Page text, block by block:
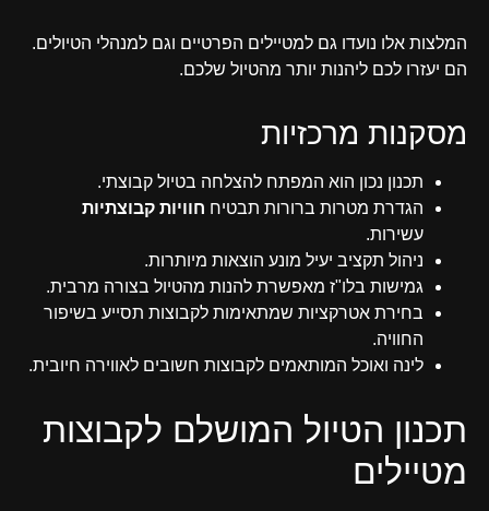
המלצות אלו נועדו גם למטיילים הפרטיים וגם למנהלי הטיולים.
הם יעזרו לכם ליהנות יותר מהטיול שלכם.
מסקנות מרכזיות
תכנון נכון הוא המפתח להצלחה בטיול קבוצתי.
הגדרת מטרות ברורות תבטיח חוויות קבוצתיות
עשירות.
ניהול תקציב יעיל מונע הוצאות מיותרות.
גמישות בלו"ז מאפשרת להנות מהטיול בצורה מרבית.
בחירת אטרקציות שמתאימות לקבוצות תסייע בשיפור
החוויה.
לינה ואוכל המותאמים לקבוצות חשובים לאווירה חיובית.
תכנון הטיול המושלם לקבוצות
מטיילים